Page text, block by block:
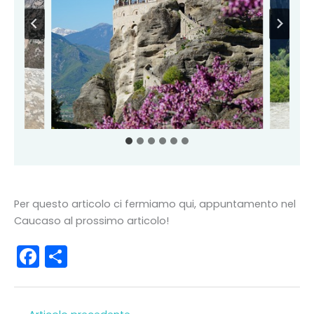
Per questo articolo ci fermiamo qui, appuntamento nel
Caucaso al prossimo articolo!
F
a o